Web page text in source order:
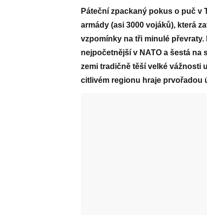
Páteční zpackaný pokus o puč v
armády (asi 3000 vojáků), která
vzpomínky na tři minulé
nejpočetnější v NATO a šestá na
zemi tradičně těší velké vážnosti
citlivém regionu hraje prvořadou